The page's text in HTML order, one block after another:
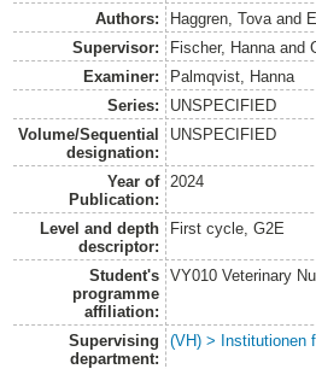
Authors:
Haggren, Tova and
Supervisor:
Fischer, Hanna and
Examiner:
Palmqvist, Hanna
Series:
UNSPECIFIED
Volume/Sequential
designation:
UNSPECIFIED
Year of
Publication:
2024
Level and depth
descriptor:
First cycle, G2E
Student's
programme
affiliation:
VY010 Veterinary
Supervising
department:
(VH) > Institutionen